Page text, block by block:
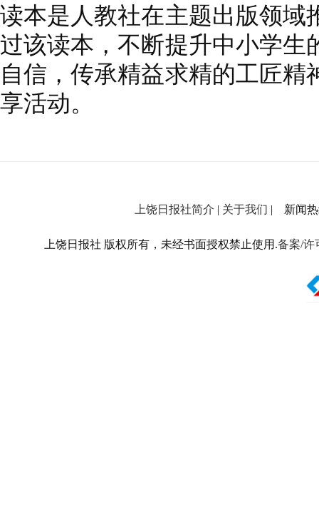
读本是人教社在主题出版领域
过该读本，不断提升中小学生
自信，传承精益求精的工匠
享活动。
上饶日报社简介 | 关于我们 | 新闻热
上饶日报社 版权所有，未经书面授权禁止使用.备案/许